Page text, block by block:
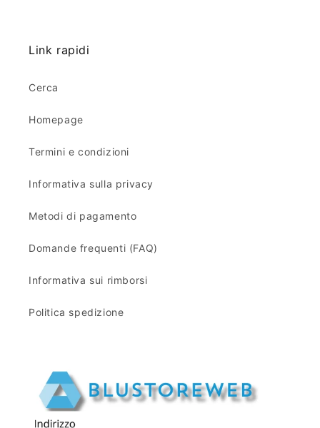
Link rapidi
Cerca
Homepage
Termini e condizioni
Informativa sulla privacy
Metodi di pagamento
Domande frequenti (FAQ)
Informativa sui rimborsi
Politica spedizione